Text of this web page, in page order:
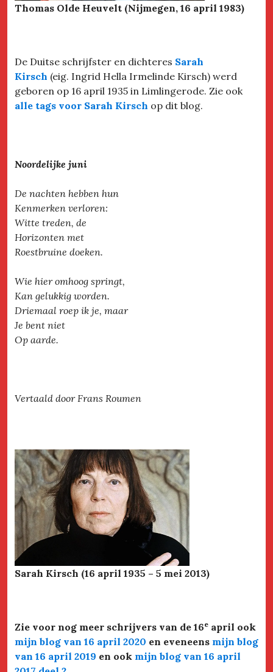
Thomas Olde Heuvelt (Nijmegen, 16 april 1983)
De Duitse schrijfster en dichteres Sarah
Kirsch (eig. Ingrid Hella Irmelinde Kirsch) werd
geboren op 16 april 1935 in Limlingerode. Zie ook
alle tags voor Sarah Kirsch op dit blog.
Noordelijke juni
De nachten hebben hun
Kenmerken verloren:
Witte treden, de
Horizonten met
Roestbruine doeken.
Wie hier omhoog springt,
Kan gelukkig worden.
Driemaal roep ik je, maar
Je bent niet
Op aarde.
Vertaald door Frans Roumen
Sarah Kirsch (16 april 1935 – 5 mei 2013)
Zie voor nog meer schrijvers van de 16e april ook
mijn blog van 16 april 2020 en eveneens mijn blog
van 16 april 2019 en ook mijn blog van 16 april